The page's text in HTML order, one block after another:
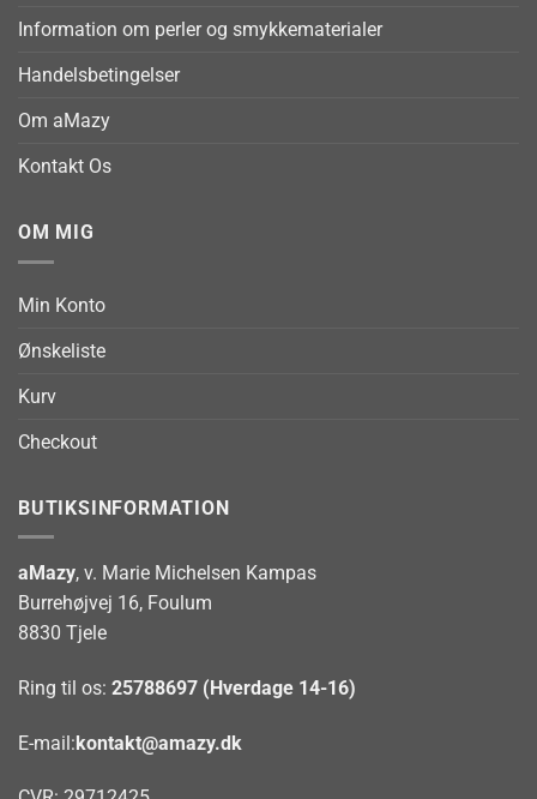
Information om perler og smykkematerialer
Handelsbetingelser
Om aMazy
Kontakt Os
OM MIG
Min Konto
Ønskeliste
Kurv
Checkout
BUTIKSINFORMATION
aMazy, v. Marie Michelsen Kampas
Burrehøjvej 16, Foulum
8830 Tjele
Ring til os: 25788697 (Hverdage 14-16)
E-mail:kontakt@amazy.dk